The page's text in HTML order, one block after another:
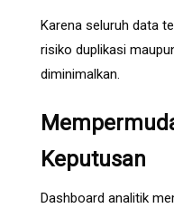
Karena seluruh data
risiko duplikasi
diminimalkan.
Keputusan
Dashboard analitik